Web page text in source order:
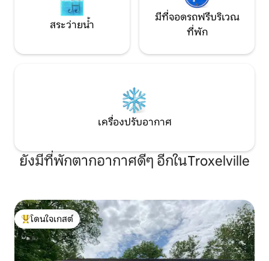
สระว่ายน้ำ
มีที่จอดรถฟรีบริเวณ
ที่พัก
เครื่องปรับอากาศ
ยังมีที่พักตากอากาศดีๆ อีกในTroxelville
โดนใจเกสต์ที่สุด
โดนใจเกสต์